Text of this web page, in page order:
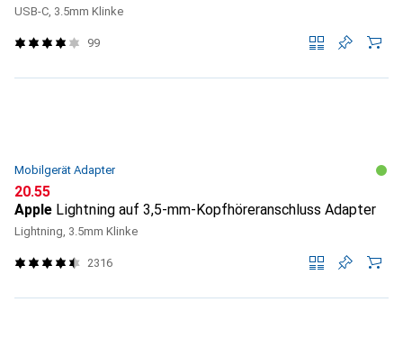
USB-C, 3.5mm Klinke
99
Mobilgerät Adapter
CHF
20.55
Apple Lightning auf 3,5-mm-Kopfhöreranschluss Adapter
Lightning, 3.5mm Klinke
2316